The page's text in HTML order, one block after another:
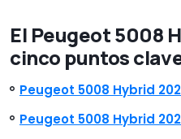
El Peugeot 5008
cinco puntos
Peugeot 5008 Hybrid
Peugeot 5008 Hybrid